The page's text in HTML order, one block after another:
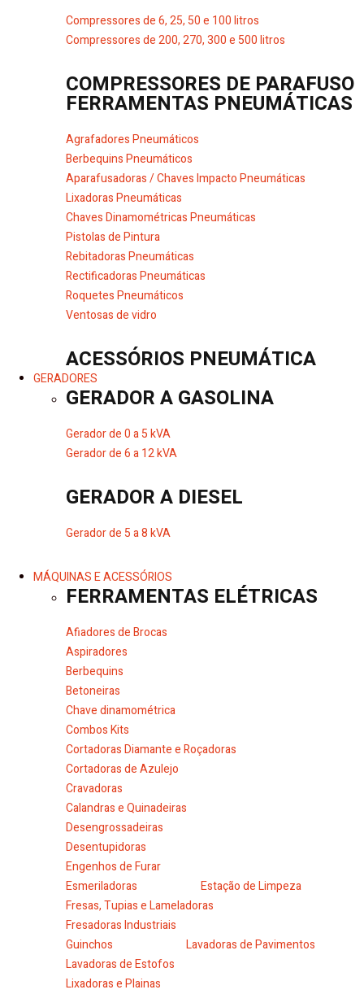
Compressores de 6, 25, 50 e 100 litros
Compressores de 200, 270, 300 e 500 litros
COMPRESSORES DE PARAFUSO
FERRAMENTAS PNEUMÁTICAS
Agrafadores Pneumáticos
Berbequins Pneumáticos
Aparafusadoras / Chaves Impacto Pneumáticas
Lixadoras Pneumáticas
Chaves Dinamométricas Pneumáticas
Pistolas de Pintura
Rebitadoras Pneumáticas
Rectificadoras Pneumáticas
Roquetes Pneumáticos
Ventosas de vidro
ACESSÓRIOS PNEUMÁTICA
GERADORES
GERADOR A GASOLINA
Gerador de 0 a 5 kVA
Gerador de 6 a 12 kVA
GERADOR A DIESEL
Gerador de 5 a 8 kVA
MÁQUINAS E ACESSÓRIOS
FERRAMENTAS ELÉTRICAS
Afiadores de Brocas
Aspiradores
Berbequins
Betoneiras
Chave dinamométrica
Combos Kits
Cortadoras Diamante e Roçadoras
Cortadoras de Azulejo
Cravadoras
Calandras e Quinadeiras
Desengrossadeiras
Desentupidoras
Engenhos de Furar
Esmeriladoras
Estação de Limpeza
Fresas, Tupias e Lameladoras
Fresadoras Industriais
Guinchos
Lavadoras de Pavimentos
Lavadoras de Estofos
Lixadoras e Plainas